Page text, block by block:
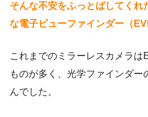
そんな不安をふっとばしてくれ
な電子ビューファインダー（
これまでのミラーレスカメラ
ものが多く、光学ファインダ
んでした。